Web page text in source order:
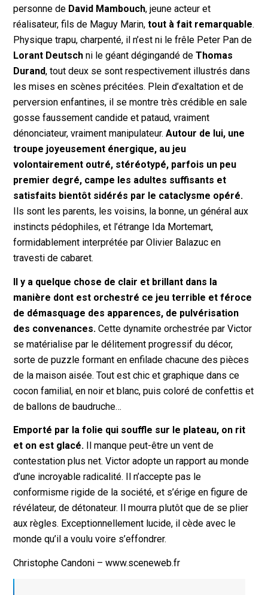
personne de David Mambouch, jeune acteur et
réalisateur, fils de Maguy Marin,tout à fait remarquable.
Physique trapu, charpenté, il n’est ni le frêle Peter Pan de
Lorant Deutsch ni le géant dégingandé deThomas
Durand, tout deux se sont respectivement illustrés dans
les mises en scènes précitées. Plein d’exaltation et de
perversion enfantines, il se montre très crédible en sale
gosse faussement candide et pataud, vraiment
dénonciateur, vraiment manipulateur.Autour de lui, une
troupe joyeusement énergique, au jeu
volontairement outré, stéréotypé, parfois un peu
premier degré, campe les adultes suffisants et
satisfaits bientôt sidérés par le cataclysme opéré.
Ils sont les parents, les voisins, la bonne, un général aux
instincts pédophiles, et l’étrange Ida Mortemart,
formidablement interprétée par Olivier Balazuc en
travesti de cabaret.
Il y a quelque chose de clair et brillant dans la
manière dont est orchestré ce jeu terrible et féroce
de démasquage des apparences, de pulvérisation
des convenances. Cette dynamite orchestrée par Victor
se matérialise par le délitement progressif du décor,
sorte de puzzle formant en enfilade chacune des pièces
de la maison aisée. Tout est chic et graphique dans ce
cocon familial, en noir et blanc, puis coloré de confettis et
de ballons de baudruche…
Emporté par la folie qui souffle sur le plateau, on rit
et on est glacé. Il manque peut-être un vent de
contestation plus net. Victor adopte un rapport au monde
d’une incroyable radicalité. Il n’accepte pas le
conformisme rigide de la société, et s’érige en figure de
révélateur, de détonateur. Il mourra plutôt que de se plier
aux règles. Exceptionnellement lucide, il cède avec le
monde qu’il a voulu voire s’effondrer.
Christophe Candoni – www.sceneweb.fr